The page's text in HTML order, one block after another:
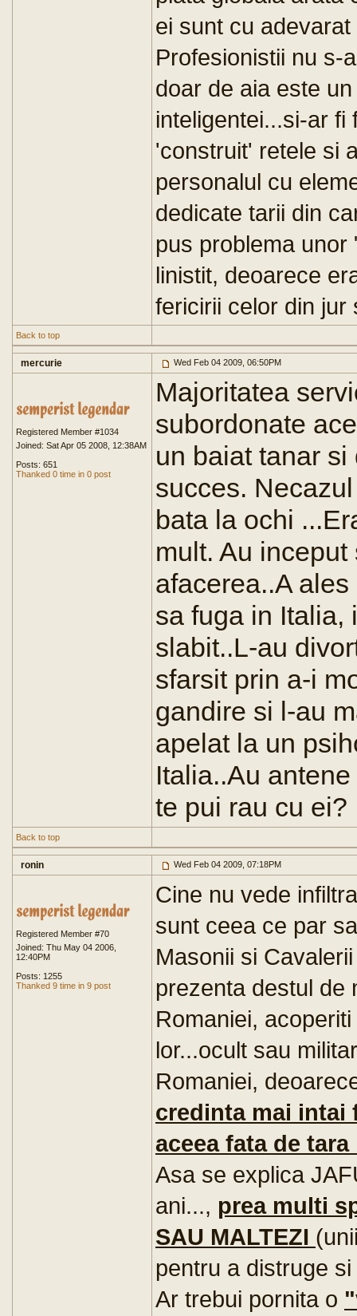
ei sunt cu
Profesionistii nu s-
doar de aia este
inteligentei...si-ar
'construit' retele si
personalul cu
dedicate tarii din
pus problema
linistit, deoarece
fericirii celor din jur
Back to top
mercurie Wed Feb 04 2009, 06:50PM
Registered Member #1034
Joined: Sat Apr 05 2008, 12:38AM
Posts: 651
Thanked 0 time in 0 post
Majoritatea
subordonate
un baiat tanar
succes.
bata la ochi
mult. Au
afacerea..A
sa fuga in Italia,
slabit..L-au
sfarsit prin a-i
gandire si l-au
apelat la un
Italia..Au
te pui rau cu ei?
Back to top
ronin Wed Feb 04 2009, 07:18PM
Registered Member #70
Joined: Thu May 04 2006,
12:40PM
Posts: 1255
Thanked 9 time in 9 post
Cine nu vede
sunt ceea ce par
Masonii si
prezenta destul de
Romaniei,
lor...ocult sau
Romaniei,
credinta mai intai
aceea fata de
Asa se explica
ani..., prea multi
SAU MALTEZI
pentru a distruge
Ar trebui pornita o